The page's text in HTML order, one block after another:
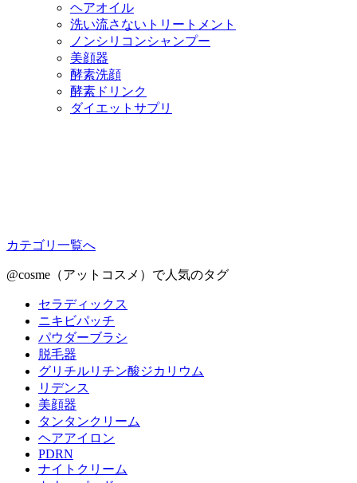
ヘアオイル
洗い流さないトリートメント
ノンシリコンシャンプー
美顔器
酵素洗顔
酵素ドリンク
ダイエットサプリ
カテゴリ一覧へ
@cosme（アットコスメ）で人気のタグ
セラディックス
ニキビパッチ
パウダーブラシ
脱毛器
グリチルリチン酸ジカリウム
リデンス
美顔器
タンタンクリーム
ヘアアイロン
PDRN
ナイトクリーム